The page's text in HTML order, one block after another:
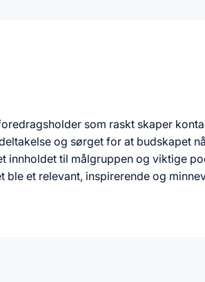
som raskt skaper
og sørget for at budskapet
innholdet til målgruppen og viktige
ble et relevant, inspirerende og